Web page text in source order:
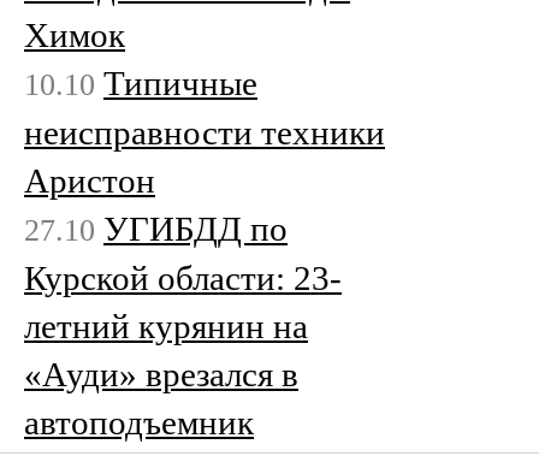
Химок
10.10 Типичные
неисправности техники
Аристон
27.10 УГИБДД по
Курской области: 23-
летний курянин на
«Ауди» врезался в
автоподъемник